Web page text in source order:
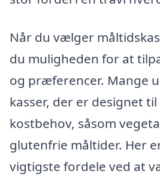
Når du vælger
du muligheden for at
og præferencer. Mange
kasser, der er designet
kostbehov, såsom
glutenfrie måltider. Her
vigtigste fordele ved at